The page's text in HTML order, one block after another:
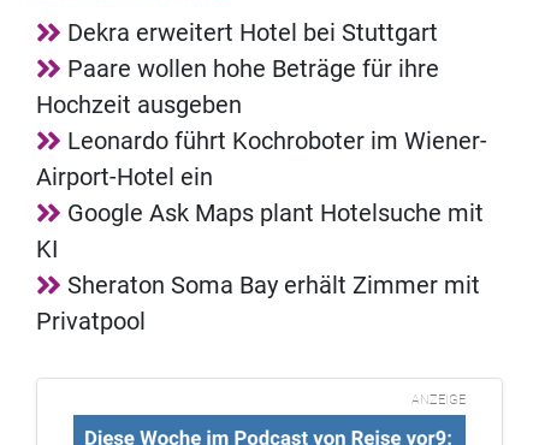
Dekra erweitert Hotel bei Stuttgart
Paare wollen hohe Beträge für ihre
Hochzeit ausgeben
Leonardo führt Kochroboter im Wiener-
Airport-Hotel ein
Google Ask Maps plant Hotelsuche mit
KI
Sheraton Soma Bay erhält Zimmer mit
Privatpool
ANZEIGE